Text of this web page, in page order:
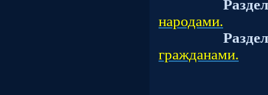
Раздел
народами.
Раздел
гражданами.